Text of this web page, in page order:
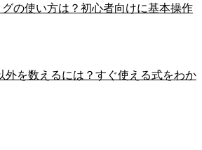
の使い方は？初心者向けに基本操作
外を数えるには？すぐ使える式をわか